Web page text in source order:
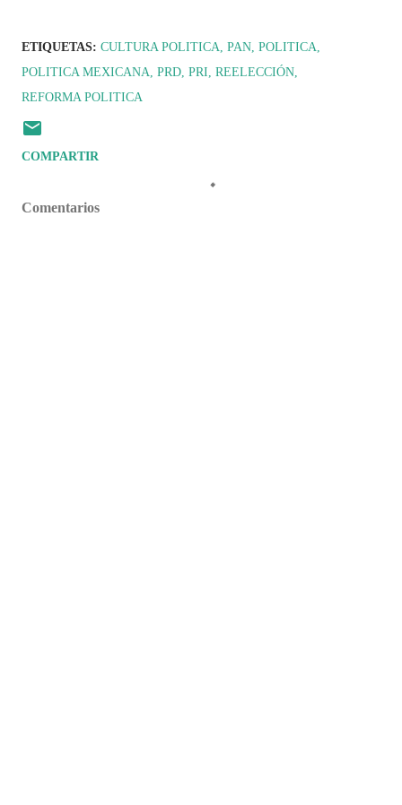
ETIQUETAS: CULTURA POLITICA PAN POLITICA
POLITICA MEXICANA PRD PRI REELECCIÓN
REFORMA POLITICA
COMPARTIR
Comentarios